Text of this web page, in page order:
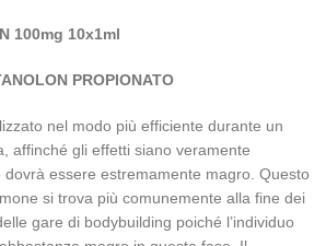
100mg 10x1ml
PROPIONATO
nel modo più efficiente durante un
affinché gli effetti siano veramente
dovrà essere estremamente magro. Questo
si trova più comunemente alla fine dei
gare di bodybuilding poiché l’individuo